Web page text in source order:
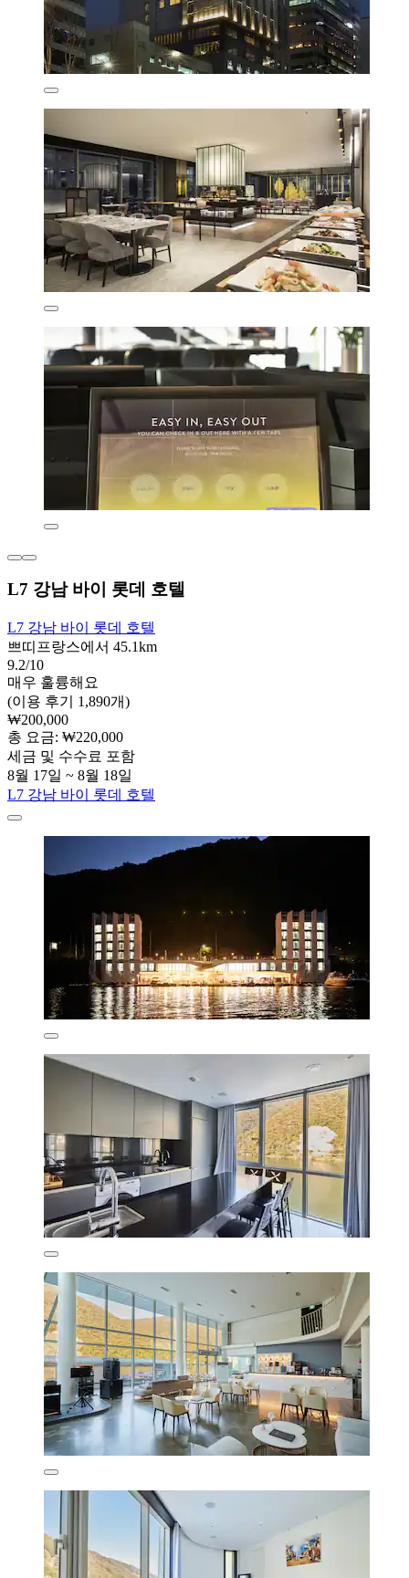
L7 강남 바이 롯데 호텔
L7 강남 바이 롯데 호텔
쁘띠프랑스에서 45.1km
9.2/10
매우 훌륭해요
(이용 후기 1,890개)
₩200,000
총 요금: ₩220,000
세금 및 수수료 포함
8월 17일 ~ 8월 18일
L7 강남 바이 롯데 호텔